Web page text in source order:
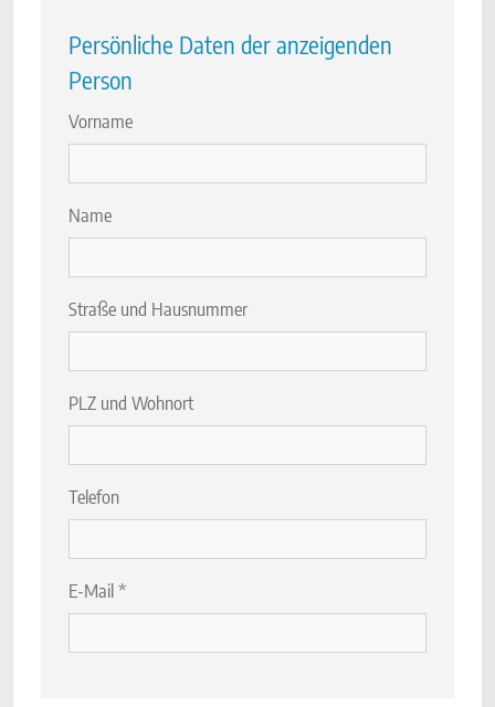
Persönliche Daten der anzeigenden
Person
Vorname
Name
Straße und Hausnummer
PLZ und Wohnort
Telefon
E-Mail*